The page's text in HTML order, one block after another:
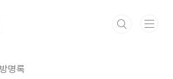
방명록